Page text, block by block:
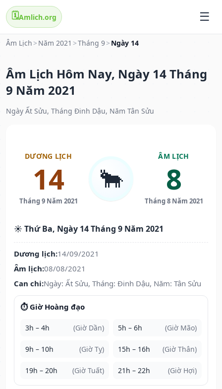
🗓️Amlich.org
Âm Lịch > Năm 2021 >Tháng 9> Ngày 14
Âm Lịch Hôm Nay, Ngày 14 Tháng
9 Năm 2021
Ngày Ất Sửu, Tháng Đinh Dậu, Năm Tân Sửu
DƯƠNG LỊCH
14
Tháng 9 Năm 2021
🐂
ÂM LỊCH
8
Tháng 8 Năm 2021
☀️ Thứ Ba, Ngày 14 Tháng 9 Năm 2021
Dương lịch:14/09/2021
Âm lịch:08/08/2021
Can chi:Ngày: Ất Sửu, Tháng: Đinh Dậu, Năm: Tân Sửu
⏱️ Giờ Hoàng đạo
3h – 4h (Giờ Dần) 5h – 6h (Giờ Mão)
9h – 10h (Giờ Tỵ) 15h – 16h (Giờ Thân)
19h – 20h (Giờ Tuất) 21h – 22h (Giờ Hợi)